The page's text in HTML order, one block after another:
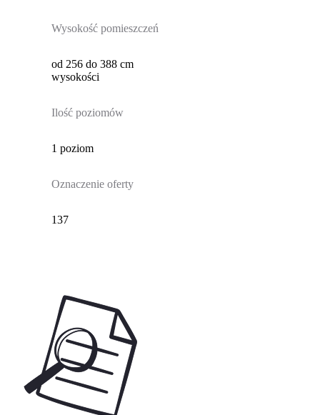
Wysokość pomieszczeń
od 256 do 388 cm
wysokości
Ilość poziomów
1 poziom
Oznaczenie oferty
137